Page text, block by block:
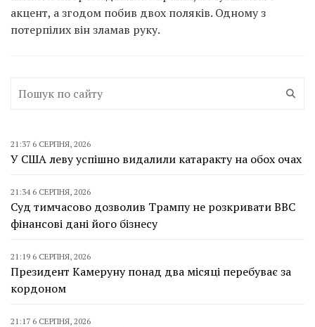
акцент, а згодом побив двох поляків. Одному з
потерпілих він зламав руку.
21:37 6 СЕРПНЯ, 2026
У США леву успішно видалили катаракту на обох очах
21:34 6 СЕРПНЯ, 2026
Суд тимчасово дозволив Трампу не розкривати BBC
фінансові дані його бізнесу
21:19 6 СЕРПНЯ, 2026
Президент Камеруну понад два місяці перебуває за
кордоном
21:17 6 СЕРПНЯ, 2026